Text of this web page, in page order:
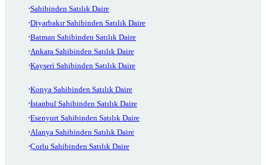
Sahibinden Satılık Daire
Diyarbakır Sahibinden Satılık Daire
Batman Sahibinden Satılık Daire
Ankara Sahibinden Satılık Daire
Kayseri Sahibinden Satılık Daire
Konya Sahibinden Satılık Daire
İstanbul Sahibinden Satılık Daire
Esenyurt Sahibinden Satılık Daire
Alanya Sahibinden Satılık Daire
Çorlu Sahibinden Satılık Daire